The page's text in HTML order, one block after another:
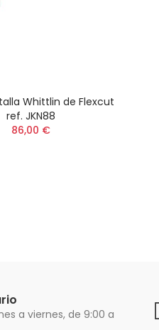
Whittlin de Flexcut
ref. JKN88
86,00 €
a viernes, de 9:00 a